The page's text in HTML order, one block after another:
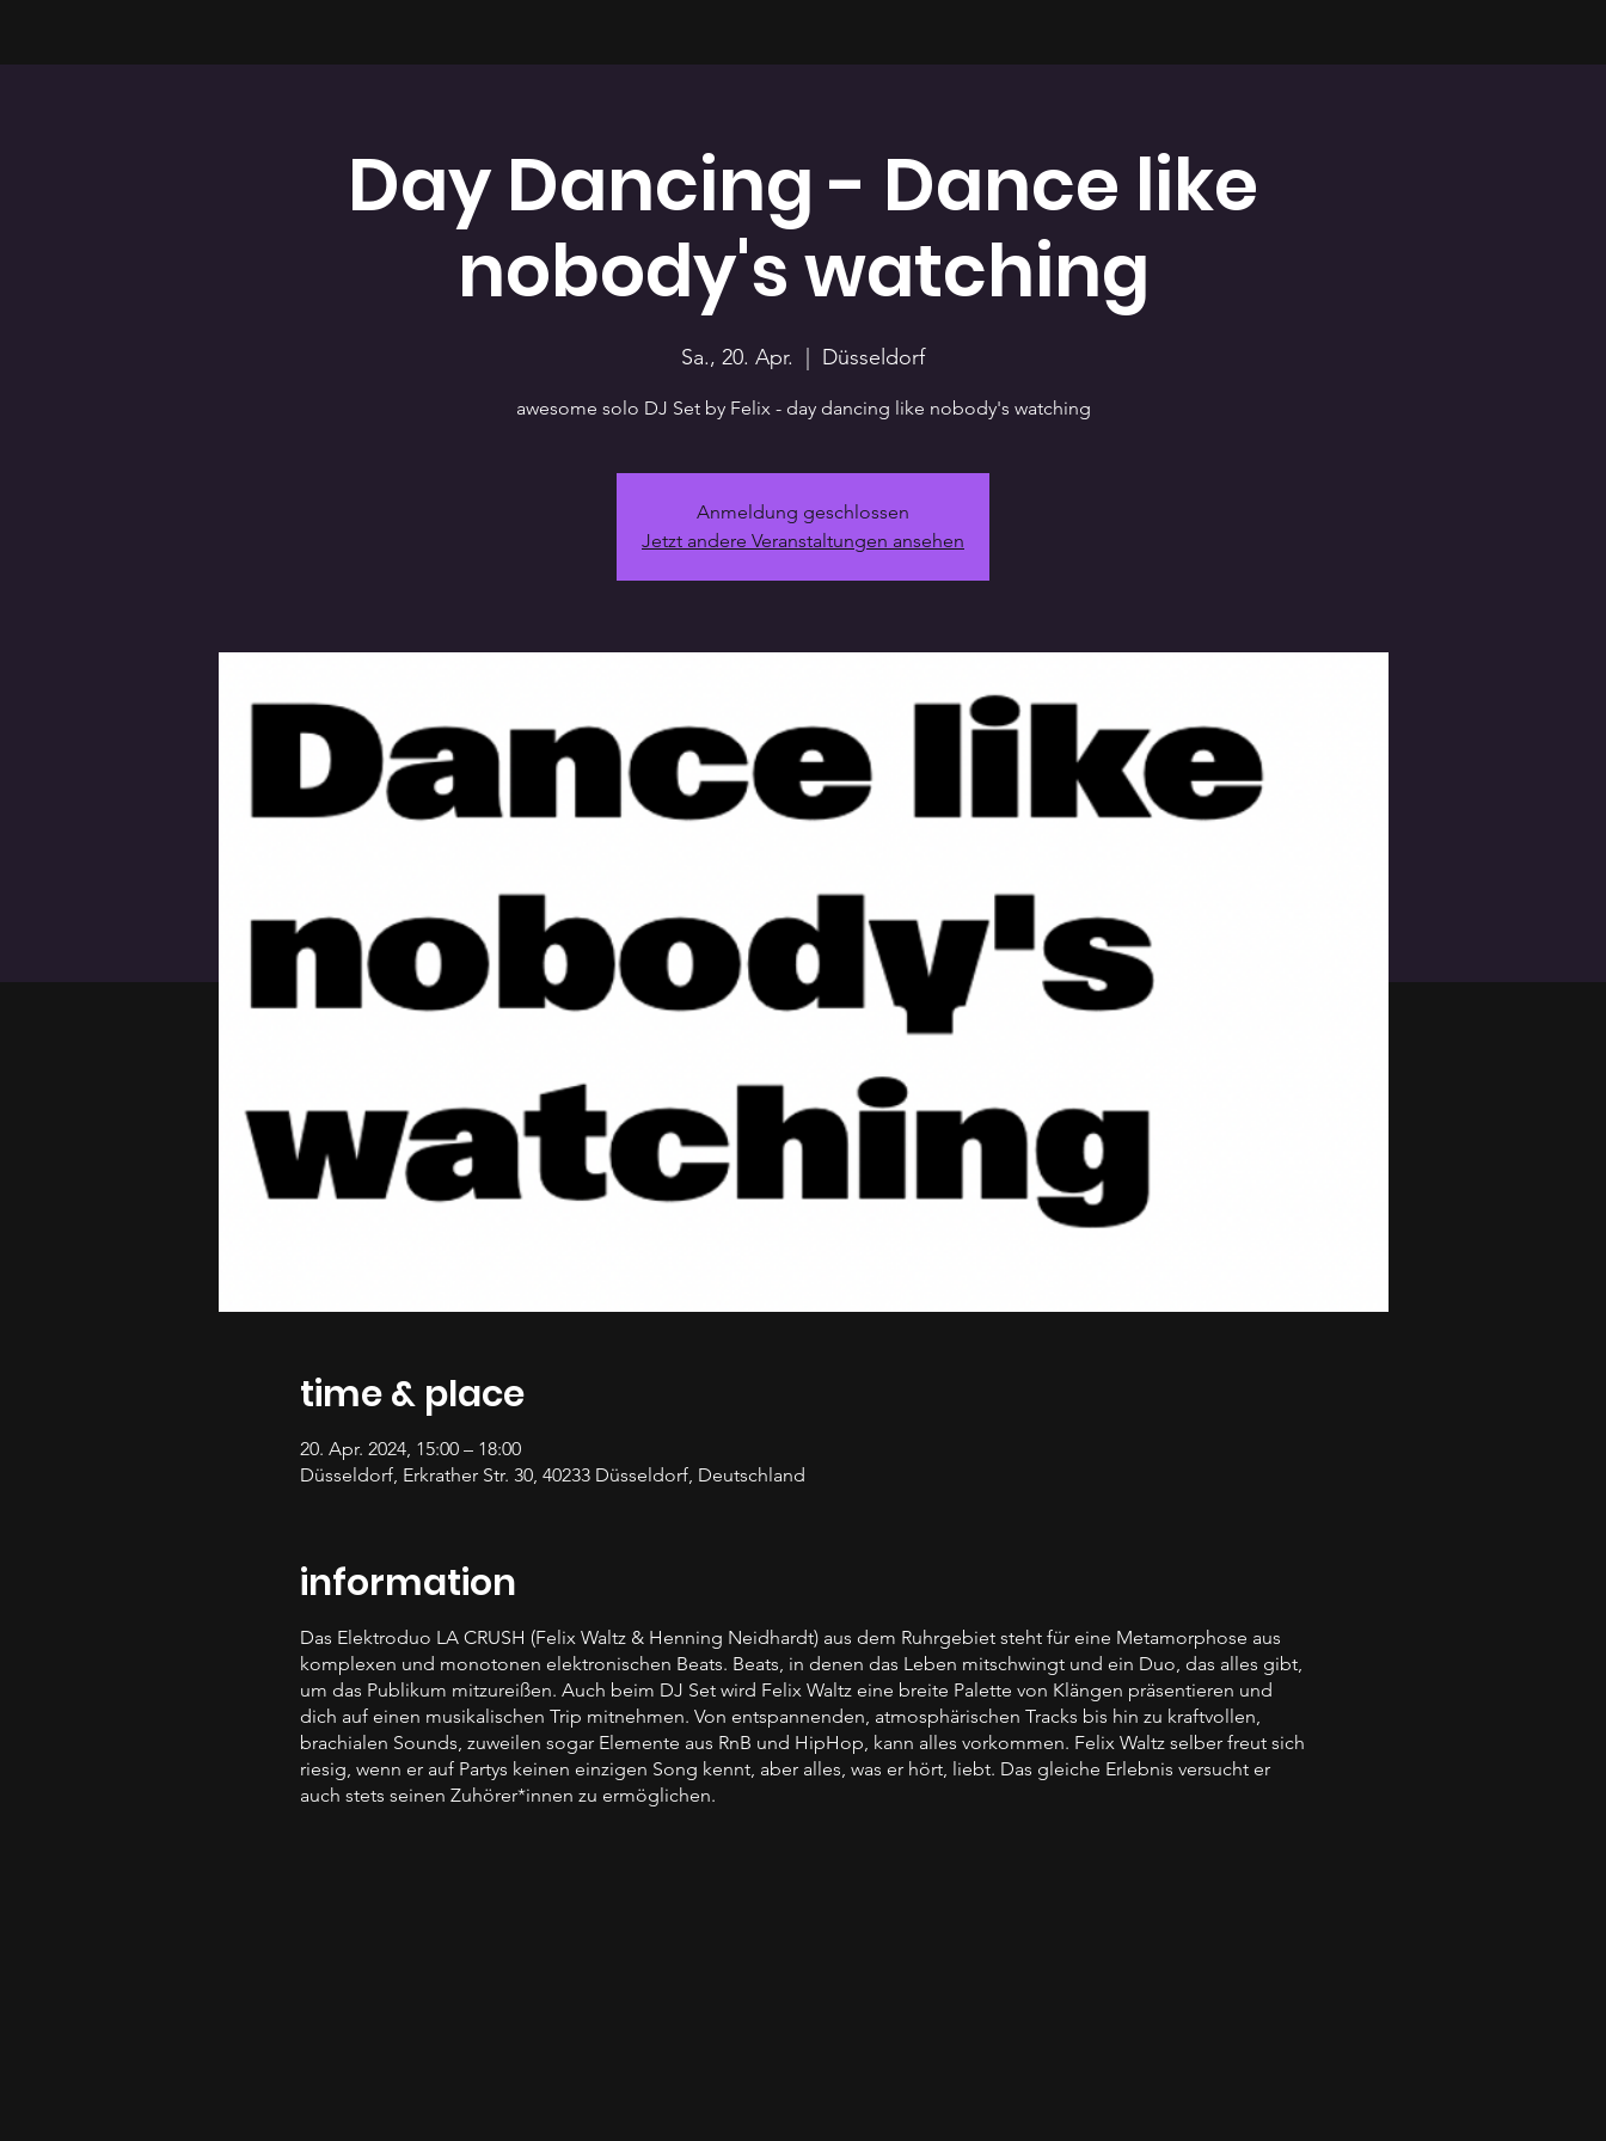
Day Dancing - Dance like
nobody's watching
Sa., 20. Apr. Düsseldorf
awesome solo DJ Set by Felix - day dancing like nobody's watching
Anmeldung geschlossen
Jetzt andere Veranstaltungen ansehen
time & place
20. Apr. 2024, 15:00 – 18:00
Düsseldorf, Erkrather Str. 30, 40233 Düsseldorf, Deutschland
information
Das Elektroduo LA CRUSH (Felix Waltz & Henning Neidhardt) aus dem Ruhrgebiet steht für eine Metamorphose aus
komplexen und monotonen elektronischen Beats. Beats, in denen das Leben mitschwingt und ein Duo, das alles gibt,
um das Publikum mitzureißen. Auch beim DJ Set wird Felix Waltz eine breite Palette von Klängen präsentieren und
dich auf einen musikalischen Trip mitnehmen. Von entspannenden, atmosphärischen Tracks bis hin zu kraftvollen,
brachialen Sounds, zuweilen sogar Elemente aus RnB und HipHop, kann alles vorkommen. Felix Waltz selber freut sich
riesig, wenn er auf Partys keinen einzigen Song kennt, aber alles, was er hört, liebt. Das gleiche Erlebnis versucht er
auch stets seinen Zuhörer*innen zu ermöglichen.